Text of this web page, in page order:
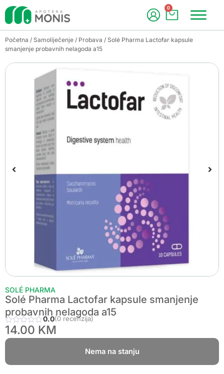
0
Početna / Samoliječenje / Probava / Solé Pharma Lactofar kapsule
smanjenje probavnih nelagoda a15
SOLÉ PHARMA
Solé Pharma Lactofar kapsule smanjenje
probavnih nelagoda a15
0.0(0 recenzija)
14.00 KM
Nema na stanju